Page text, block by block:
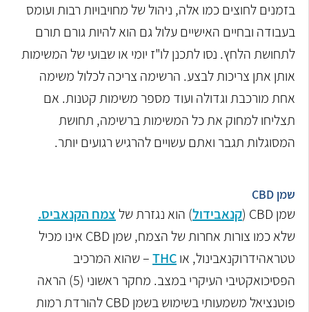
בזמנים לחוצים כמו אלה, ניהול של מחויבויות רבות ועומס
בעבודה ובחיים האישיים עלול גם הוא להיות גורם תורם
לתחושת הלחץ. נסו לתכנן לו"ז יומי או שבועי של המשימות
אותן אתן צריכות לבצע. הרשימה צריכה לכלול משימה
אחת מורכבת וגדולה ועוד מספר משימות קטנות. אם
תצליחו למחוק את כל המשימות ברשימה, תחושת
המסוגלות תגבר ואתם עשויים להרגיש רגועים יותר.
שמן CBD
שמן CBD ( קנאבידול) הוא נגזרת של צמח הקנאביס.
שלא כמו צורות אחרות של הצמח, שמן CBD אינו מכיל
טטראהידרוקנאבינול, אוTHC– שהוא המרכיב
הפסיכואקטיבי העיקרי במצב. מחקר ראשוני (5) הראה
פוטנציאל משמעותי בשימוש בשמן CBD להורדת רמות